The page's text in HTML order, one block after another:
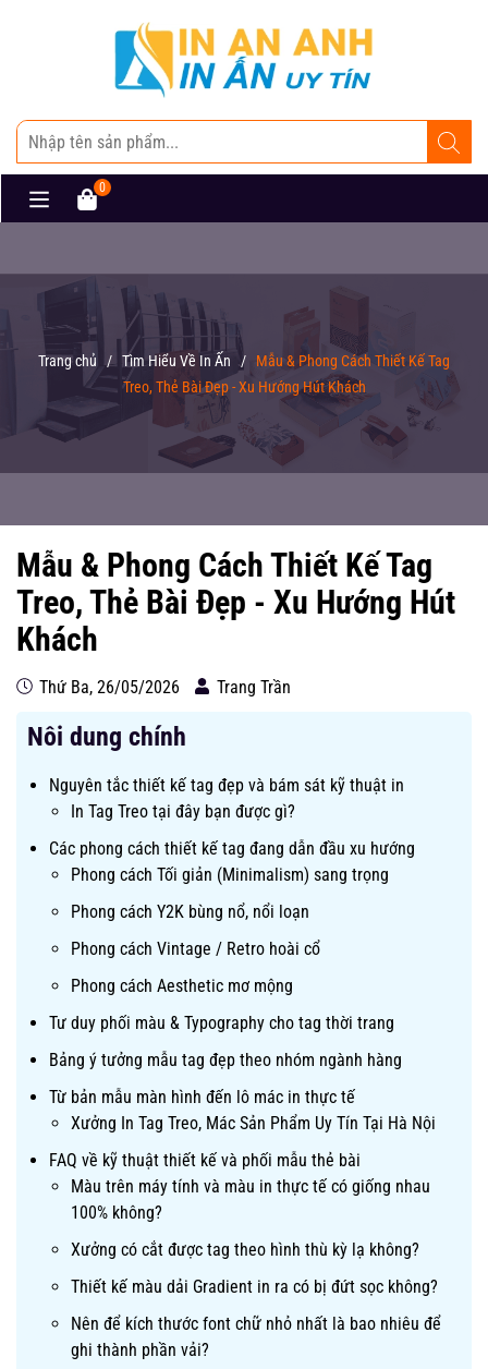
0
Trang chủ / Tìm Hiểu Về In Ấn /
Mẫu & Phong Cách Thiết Kế Tag
Treo, Thẻ Bài Đẹp - Xu Hướng Hút Khách
Mẫu & Phong Cách Thiết Kế Tag
Treo, Thẻ Bài Đẹp - Xu Hướng Hút
Khách
Thứ Ba, 26/05/2026 Trang Trần
Nôi dung chính
Nguyên tắc thiết kế tag đẹp và bám sát kỹ thuật in
In Tag Treo tại đây bạn được gì?
Các phong cách thiết kế tag đang dẫn đầu xu hướng
Phong cách Tối giản (Minimalism) sang trọng
Phong cách Y2K bùng nổ, nổi loạn
Phong cách Vintage / Retro hoài cổ
Phong cách Aesthetic mơ mộng
Tư duy phối màu & Typography cho tag thời trang
Bảng ý tưởng mẫu tag đẹp theo nhóm ngành hàng
Từ bản mẫu màn hình đến lô mác in thực tế
Xưởng In Tag Treo, Mác Sản Phẩm Uy Tín Tại Hà Nội
FAQ về kỹ thuật thiết kế và phối mẫu thẻ bài
Màu trên máy tính và màu in thực tế có giống nhau
100% không?
Xưởng có cắt được tag theo hình thù kỳ lạ không?
Thiết kế màu dải Gradient in ra có bị đứt sọc không?
Nên để kích thước font chữ nhỏ nhất là bao nhiêu để
ghi thành phần vải?